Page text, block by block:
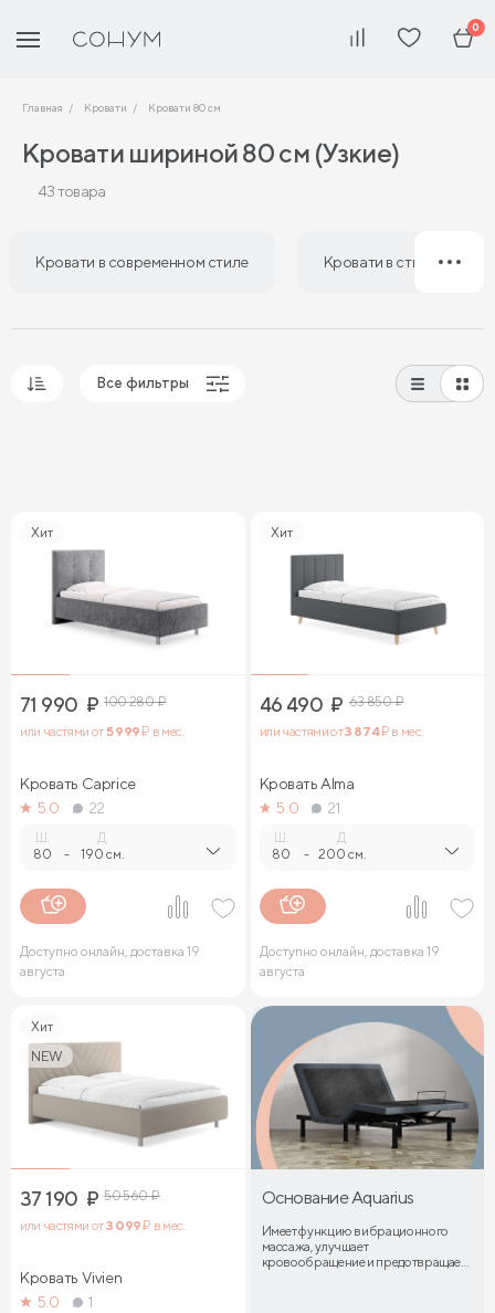
0
Главная Кровати Кровати 80 см
Кровати шириной 80 см (Узкие)
43 товара
Кровати в современном стиле Кровати в стиле лофт
Все фильтры
Хит
71 990 ₽ 100 280₽
или частями от5 999₽ в мес.
Кровать Caprice
5.0
22
Ш.
80 -
Д.
190 см.
Доступно онлайн, доставка 19
августа
Хит
46 490 ₽ 63 850₽
или частями от3 874₽ в мес.
Кровать Alma
5.0
21
Ш.
80 -
Д.
200 см.
Доступно онлайн, доставка 19
августа
Хит
NEW
37 190 ₽ 50 560₽
или частями от3 099₽ в мес.
Кровать Vivien
5.0
1
Основание Aquarius
Имеет функцию вибрационного
массажа, улучшает
кровообращение и предотвращает